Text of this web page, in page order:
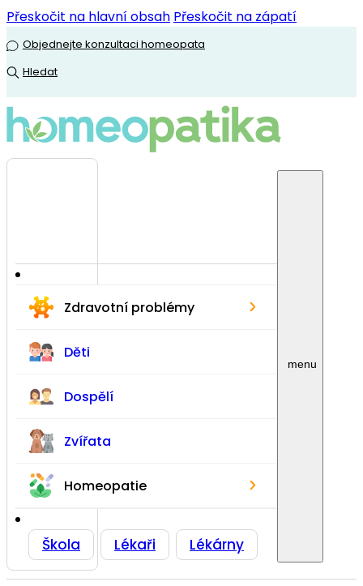
Přeskočit na hlavní obsah Přeskočit na zápatí
Objednejte konzultaci homeopata
Hledat
Zdravotní problémy ›
Děti
Dospělí
Zvířata
Homeopatie ›
Škola Lékaři Lékárny